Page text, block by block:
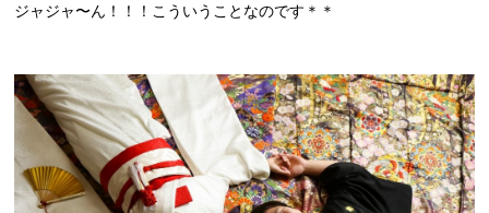
ジャジャ〜ん！！！こういうことなのです＊＊